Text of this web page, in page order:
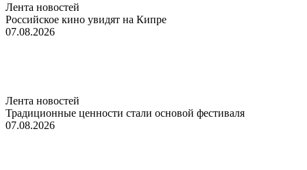
Лента новостей
Российское кино увидят на Кипре
07.08.2026
Лента новостей
Традиционные ценности стали основой фестиваля
07.08.2026